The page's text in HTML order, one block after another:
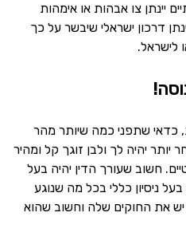
יינתן צו אבהות או אימהות
דרכון ישראלי שיבשר על כך
לישראל.
כדאי שתפני כמה שיותר מהר
יהיה לך ולבן זוגך קל ומהיר
חשוב שעורך הדין יהיה בעל
ניסיון כללי בכל מה שנוגע
יש את החוקים שלה וחשוב שהוא